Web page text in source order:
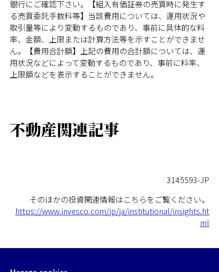
銀行にご確認下さい。【組入有価証券の売買時に発生す
る売買委託手数料等】当該費用については、運用状況や
取引量等により変動するものであり、事前に具体的な料
率、金額、上限または計算方法等を示すことができませ
ん。【費用合計額】上記の費用の合計額については、運
用状況などによって変動するものであり、事前に料率、
上限額などを表示することができません。
不動産関連記事
3145593-JP
そのほかの投資関連情報はこちらをご覧ください。
https://www.invesco.com/jp/ja/institutional/insights.ht
ml